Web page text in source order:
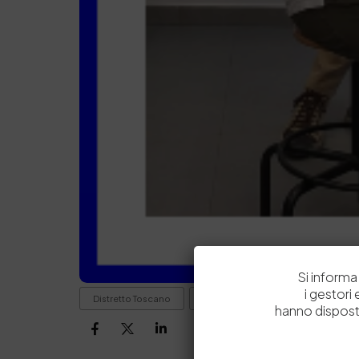
Distretto Toscano Roberta Aveta
Si
i gestori
hanno